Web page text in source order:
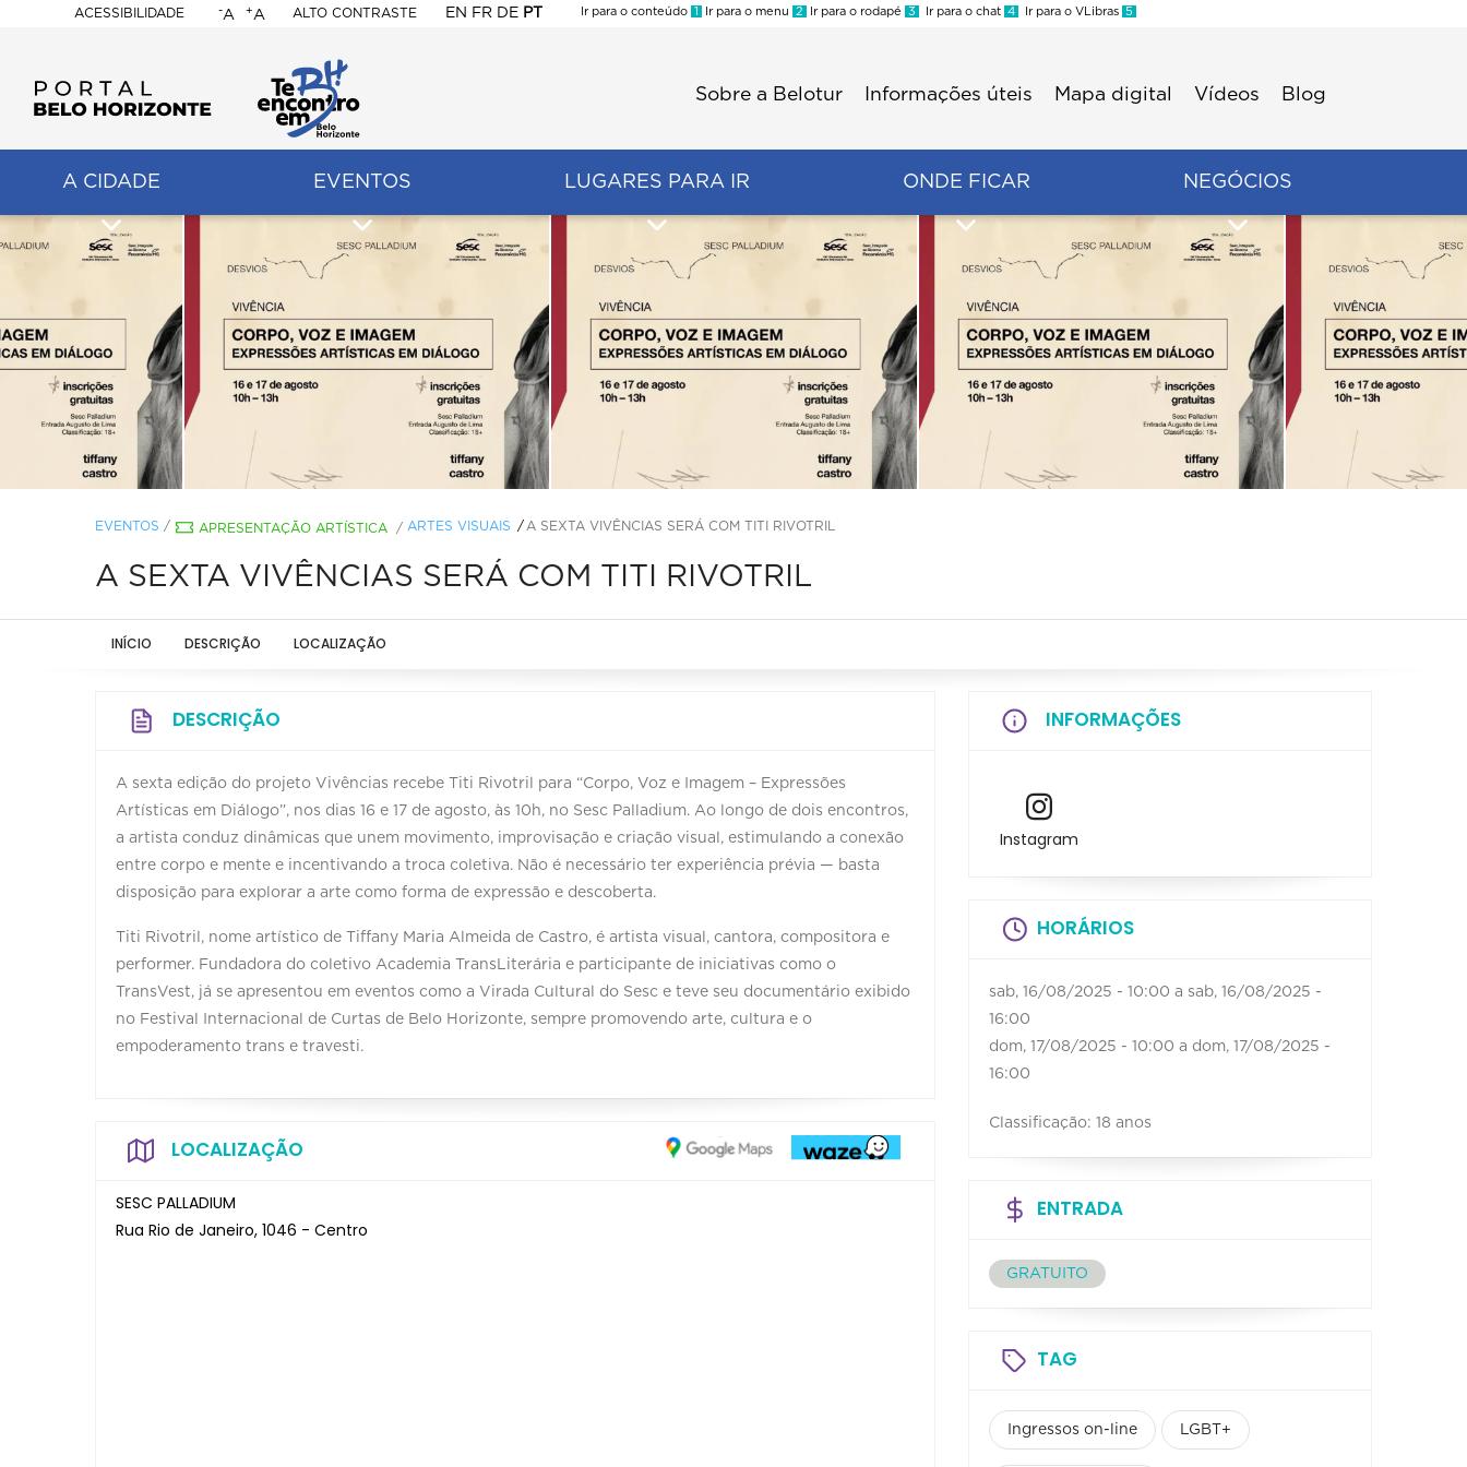
ACESSIBILIDADE
BELO
HORIZONTE
-A +A ALTO CONTRASTE EN FR DE PT
Ir para o conteúdo 1 Ir para o menu 2 Ir para o rodapé 3 Ir para o chat 4 Ir para o VLibras 5
Sobre a Belotur Informações úteis Mapa digital Vídeos Blog
A CIDADE EVENTOS LUGARES PARA IR ONDE FICAR NEGÓCIOS
EVENTOS / APRESENTAÇÃO ARTÍSTICA / ARTES VISUAIS A SEXTA VIVÊNCIAS SERÁ COM TITI RIVOTRIL
A SEXTA VIVÊNCIAS SERÁ COM TITI RIVOTRIL
INÍCIO DESCRIÇÃO LOCALIZAÇÃO
DESCRIÇÃO
A sexta edição do projeto Vivências recebe Titi Rivotril para “Corpo, Voz e Imagem – Expressões
Artísticas em Diálogo”, nos dias 16 e 17 de agosto, às 10h, no Sesc Palladium. Ao longo de dois encontros,
a artista conduz dinâmicas que unem movimento, improvisação e criação visual, estimulando a conexão
entre corpo e mente e incentivando a troca coletiva. Não é necessário ter experiência prévia — basta
disposição para explorar a arte como forma de expressão e descoberta.
Titi Rivotril, nome artístico de Tiffany Maria Almeida de Castro, é artista visual, cantora, compositora e
performer. Fundadora do coletivo Academia TransLiterária e participante de iniciativas como o
TransVest, já se apresentou em eventos como a Virada Cultural do Sesc e teve seu documentário exibido
no Festival Internacional de Curtas de Belo Horizonte, sempre promovendo arte, cultura e o
empoderamento trans e travesti.
LOCALIZAÇÃO
SESC PALLADIUM
Rua Rio de Janeiro, 1046 - Centro
INFORMAÇÕES
Instagram
HORÁRIOS
sab, 16/08/2025 - 10:00 a sab, 16/08/2025 -
16:00
dom, 17/08/2025 - 10:00 a dom, 17/08/2025 -
16:00
Classificação: 18 anos
ENTRADA
GRATUITO
TAG
Ingressos on-line LGBT+